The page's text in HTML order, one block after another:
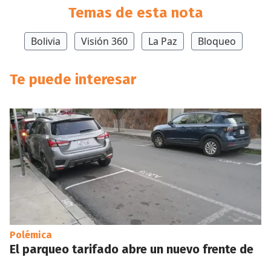
Temas de esta nota
Bolivia Visión 360 La Paz Bloqueo
Te puede interesar
Polémica
El parqueo tarifado abre un nuevo frente de